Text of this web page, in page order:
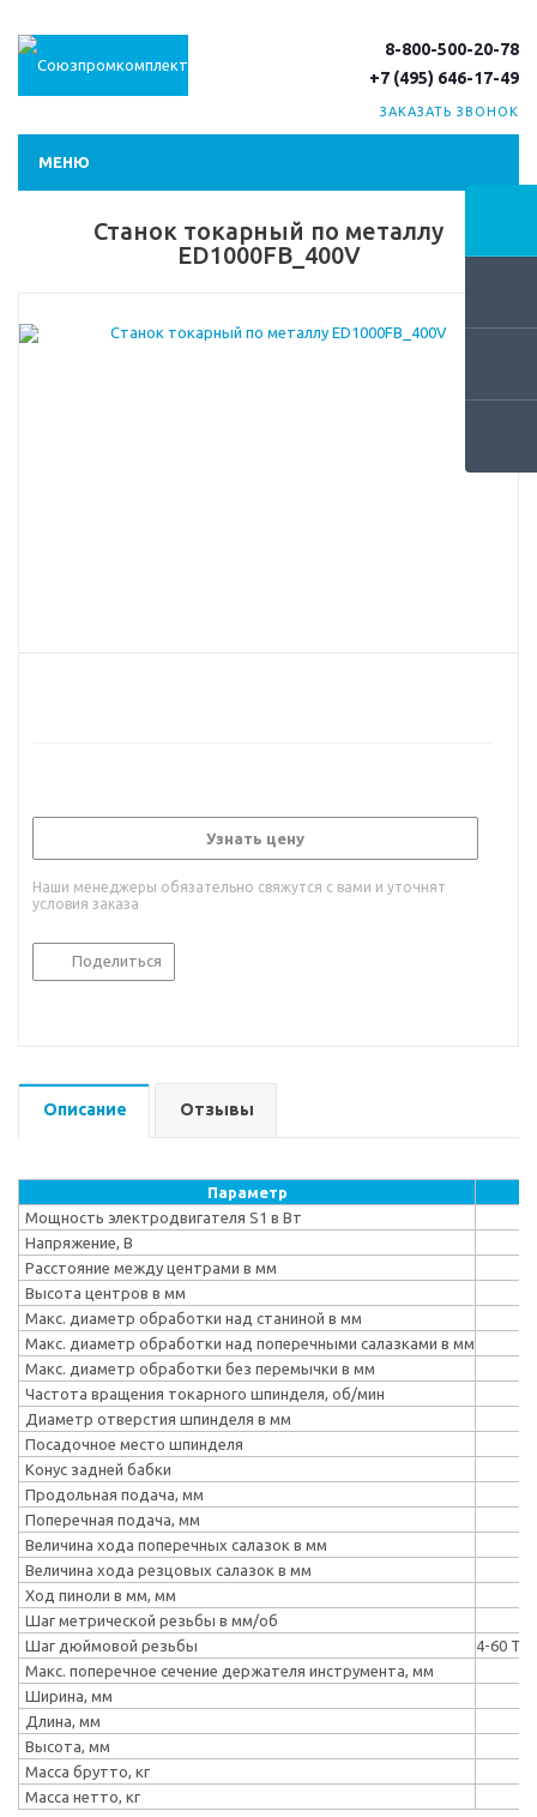
8-800-500-20-78
+7 (495) 646-17-49
ЗАКАЗАТЬ ЗВОНОК
МЕНЮ
Станок токарный по металлу
ED1000FB_400V
Узнать цену
Наши менеджеры обязательно свяжутся с вами и уточнят
условия заказа
Поделиться
Описание Отзывы
Параметр
Мощность электродвигателя S1 в Вт
Напряжение, В
Расстояние между центрами в мм
Высота центров в мм
Макс. диаметр обработки над станиной в мм
Макс. диаметр обработки над поперечными салазками в мм
Макс. диаметр обработки без перемычки в мм
Частота вращения токарного шпинделя, об/мин
Диаметр отверстия шпинделя в мм
Посадочное место шпинделя
Конус задней бабки
Продольная подача, мм
Поперечная подача, мм
Величина хода поперечных салазок в мм
Величина хода резцовых салазок в мм
Ход пиноли в мм, мм
Шаг метрической резьбы в мм/об
Шаг дюймовой резьбы
4-60
Макс. поперечное сечение держателя инструмента, мм
Ширина, мм
Длина, мм
Высота, мм
Масса брутто, кг
Масса нетто, кг